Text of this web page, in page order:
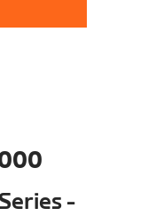
-